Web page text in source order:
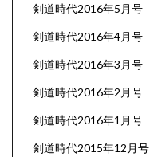
剣道時代2016年5月号
剣道時代2016年4月号
剣道時代2016年3月号
剣道時代2016年2月号
剣道時代2016年1月号
剣道時代2015年12月号